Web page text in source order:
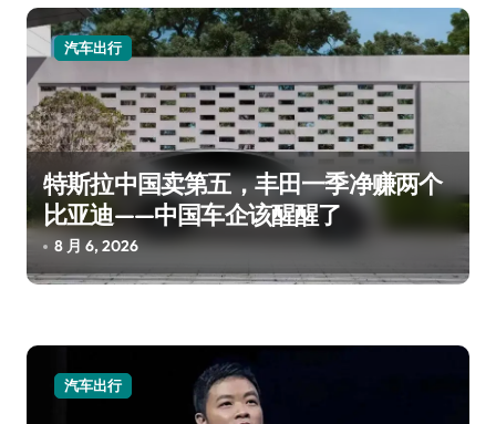
汽车出行
特斯拉中国卖第五，丰田一季净赚两个
比亚迪——中国车企该醒醒了
8 月 6, 2026
汽车出行